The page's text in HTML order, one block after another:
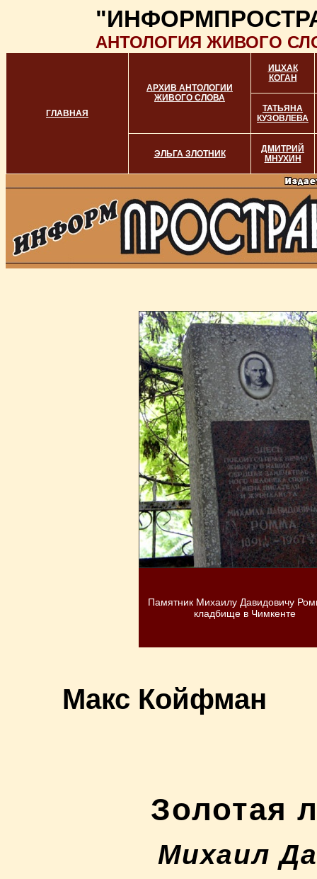
АНТОЛОГИЯ ЖИВОГО
ГЛАВНАЯ
АРХИВ АНТОЛОГИИ
ЖИВОГО СЛОВА
ИЦХАК
КОГАН
ТАТЬЯНА
КУЗОВЛЕВА
ЭЛЬГА ЗЛОТНИК
ДМИТРИЙ
МНУХИН
Памятник Михаилу Давидовичу
кладбище в Чимкенте
Макс Койфман
Золотая
Михаил